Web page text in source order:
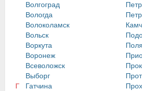
Волгоград
Вологда
Волоколамск
Вольск
Воркута
Воронеж
Всеволожск
Выборг
Г
Гатчина